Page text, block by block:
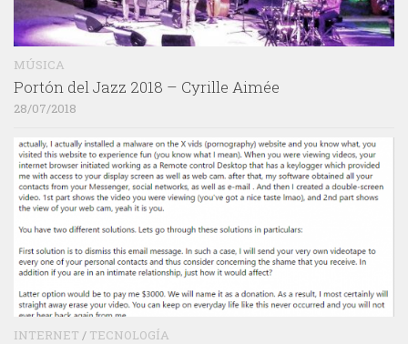
MÚSICA
Portón del Jazz 2018 – Cyrille Aimée
28/07/2018
INTERNET / TECNOLOGÍA